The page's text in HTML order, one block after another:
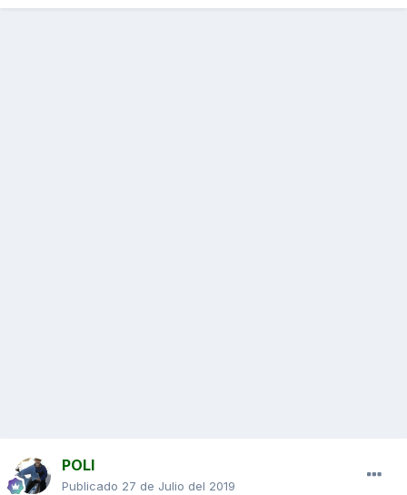
POLI
Publicado 27 de Julio del 2019